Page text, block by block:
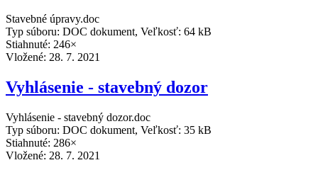
Stavebné úpravy.doc
Typ súboru: DOC dokument, Veľkosť: 64 kB
Stiahnuté: 246×
Vložené: 28. 7. 2021
Vyhlásenie - stavebný dozor
Vyhlásenie - stavebný dozor.doc
Typ súboru: DOC dokument, Veľkosť: 35 kB
Stiahnuté: 286×
Vložené: 28. 7. 2021